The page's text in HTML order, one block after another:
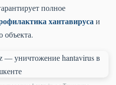
полное
хантавирусаи
объекта.